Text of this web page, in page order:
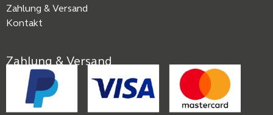
Zahlung & Versand
Kontakt
Zahlung & Versand